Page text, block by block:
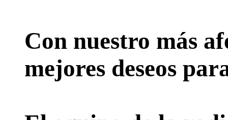
Con nuestro más
mejores deseos